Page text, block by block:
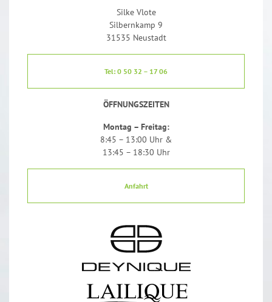
Silke Vlote
Silbernkamp 9
31535 Neustadt
Tel: 0 50 32 – 17 06
ÖFFNUNGSZEITEN
Montag – Freitag:
8:45 – 13:00 Uhr &
13:45 – 18:30 Uhr
Anfahrt